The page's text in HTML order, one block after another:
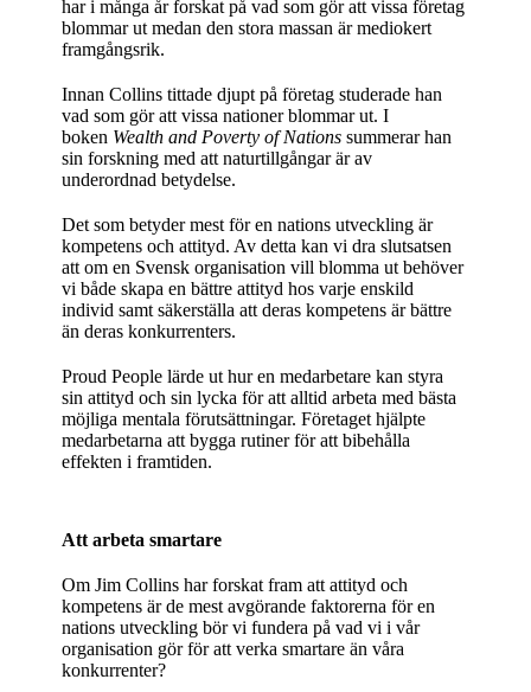
har i många år forskat på vad som gör att vissa företag
blommar ut medan den stora massan är mediokert
framgångsrik.
Innan Collins tittade djupt på företag studerade han
vad som gör att vissa nationer blommar ut. I
boken Wealth and Poverty of Nations summerar han
sin forskning med att naturtillgångar är av
underordnad betydelse.
Det som betyder mest för en nations utveckling är
kompetens och attityd. Av detta kan vi dra slutsatsen
att om en Svensk organisation vill blomma ut behöver
vi både skapa en bättre attityd hos varje enskild
individ samt säkerställa att deras kompetens är bättre
än deras konkurrenters.
Proud People lärde ut hur en medarbetare kan styra
sin attityd och sin lycka för att alltid arbeta med bästa
möjliga mentala förutsättningar. Företaget hjälpte
medarbetarna att bygga rutiner för att bibehålla
effekten i framtiden.
Att arbeta smartare
Om Jim Collins har forskat fram att attityd och
kompetens är de mest avgörande faktorerna för en
nations utveckling bör vi fundera på vad vi i vår
organisation gör för att verka smartare än våra
konkurrenter?